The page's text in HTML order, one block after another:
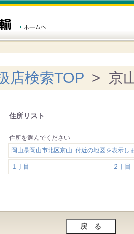
店検索TOP > 京
住所リスト
住所を選んでください
岡山県岡山市北区京山 付近の地図を表示し
１丁目 ２丁目